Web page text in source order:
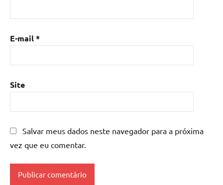
E-mail*
Site
Salvar meus dados neste navegador para a próxima
vez que eu comentar.